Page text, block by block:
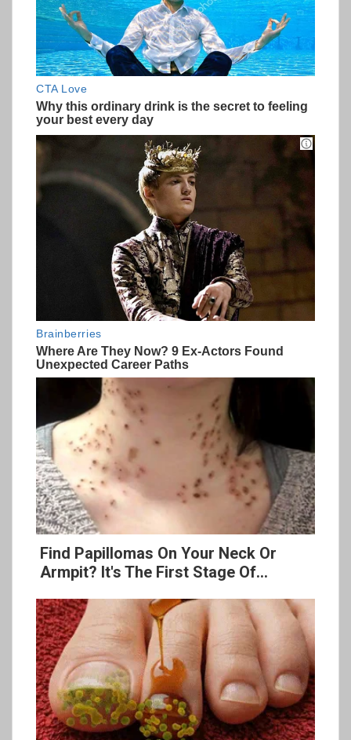
Find Papillomas On Your Neck Or
Armpit? It's The First Stage Of...